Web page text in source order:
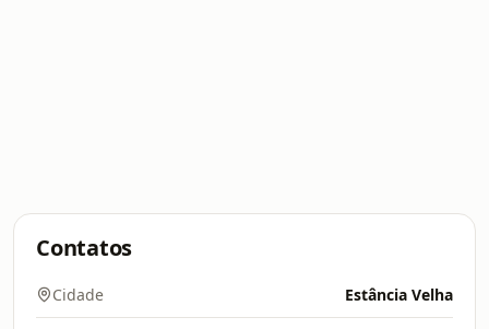
Contatos
Cidade Estância Velha